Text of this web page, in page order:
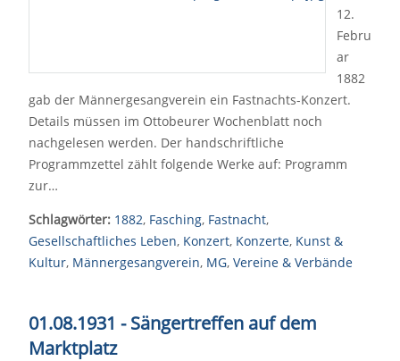
12.
Febru
ar
1882
gab der Männergesangverein ein Fastnachts-Konzert.
Details müssen im Ottobeurer Wochenblatt noch
nachgelesen werden. Der handschriftliche
Programmzettel zählt folgende Werke auf: Programm
zur…
Schlagwörter: 1882, Fasching, Fastnacht,
Gesellschaftliches Leben, Konzert, Konzerte, Kunst &
Kultur, Männergesangverein, MG, Vereine & Verbände
01.08.1931 - Sängertreffen auf dem
Marktplatz